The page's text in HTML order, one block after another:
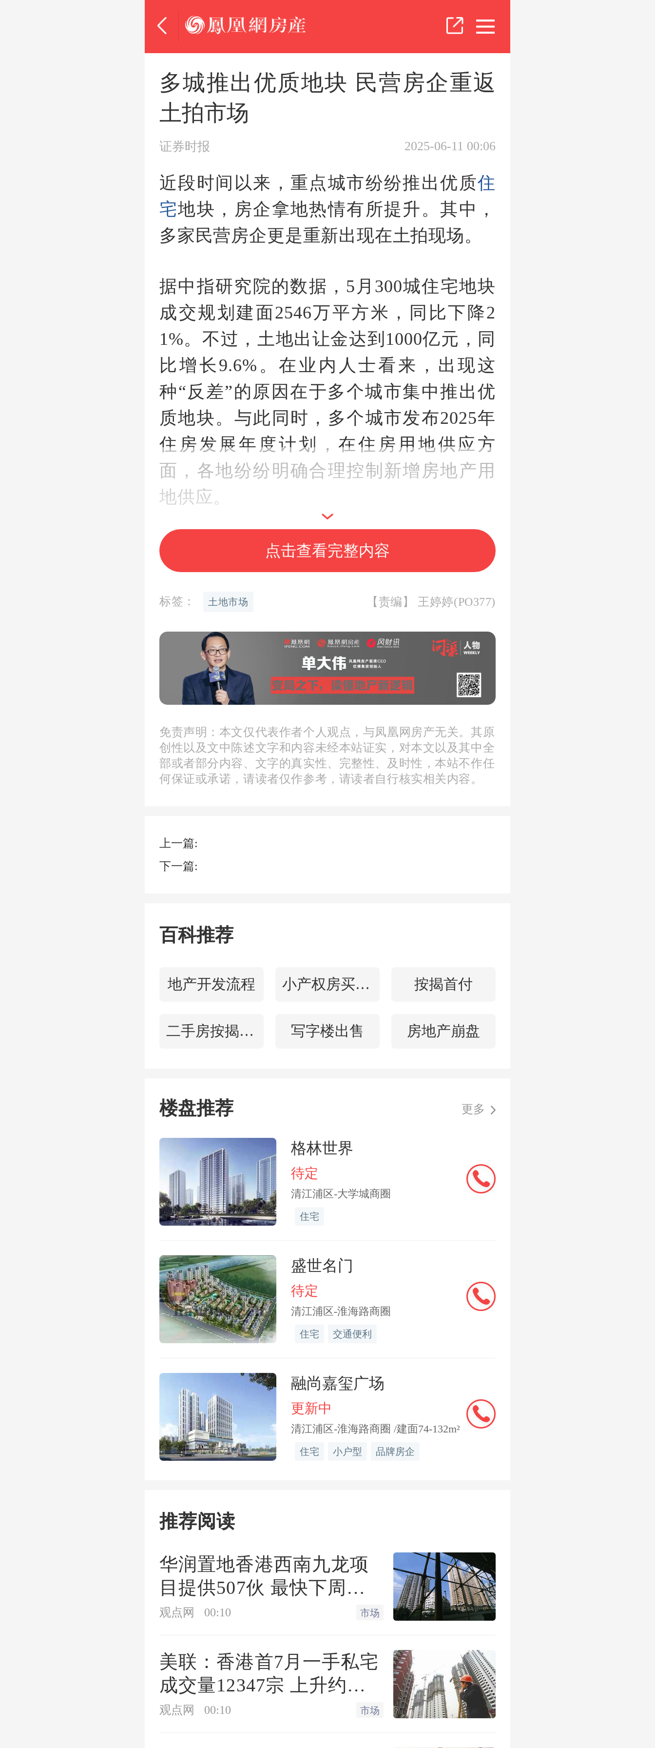
多城推出优质地块 民营房企重返
土拍市场
证券时报 2025-06-11 00:06
近段时间以来，重点城市纷纷推出优质住
宅地块，房企拿地热情有所提升。其中，
多家民营房企更是重新出现在土拍现场。
据中指研究院的数据，5月300城住宅地块
成交规划建面2546万平方米，同比下降2
1%。不过，土地出让金达到1000亿元，同
比增长9.6%。在业内人士看来，出现这
种“反差”的原因在于多个城市集中推出优
质地块。与此同时，多个城市发布2025年
住房发展年度计划，在住房用地供应方
面，各地纷纷明确合理控制新增房地产用
地供应。
尽管多个城市的土地供应量有所下降，但
记者在梳理多个重点城市的2025年住房发
展年度计划时发现，各个城市对于房子“质
量”的要求明显提高。不少城市表示，要加
快“好房子”建设。例如，北京提出大力建
设“好房子”，更好满足多样化住房需求。
加大新开发居住区配套设施建设力度，稳
定市场预期。
以深圳为例，多宗优质住宅地块将在近期
质地块。而且，深圳最新推出的住宅地块
容积率普遍较低，更具备完善的交通和公
容积率意味着地块能够做出更高端的产
引更多客户，从而实现溢价。
另据不完全统计，上海、杭州、成都、福
宅地块出让，市场热度持续，多个城市的
核心区地块也竞拍出高溢价。中指研究院
的数据显示，5月杭州住宅用地出让金合计
达93亿元，单月出让金仅次于上海，平均
溢价率达到25.1%。截至6月3日，6月重点
城市已公告的居住用地待拍清单中，上
海、杭州、北京起始价均超百亿元，核心
地块土拍热度有望延续。
近几年，由于房地产市场处于调整之中，
面。值得注意的是，沉寂许久的民营房企
已经开始重回土地市场。据不完全统计，
敏捷集团、滨江集团、海成集团等民营房
企重新出现在土拍现场。5月23日，成都土
企拿下。5月30日，广州出让5宗住宅用
克而瑞研究中心公布的前5月房企新增货值
排行榜中，拿地金额百强中有接近三成民
企现身。
深圳一家民营房企的营销部负责人对记者
表示，民营房企不能比“规模”，会聚焦于
区域深耕，目标明确，即使拿地也会选择
点击查看完整内容
标签： 土地市场 【责编】 王婷婷(PO377)
免责声明：本文仅代表作者个人观点，与凤凰网房产无关。其原
创性以及文中陈述文字和内容未经本站证实，对本文以及其中全
部或者部分内容、文字的真实性、完整性、及时性，本站不作任
何保证或承诺，请读者仅作参考，请读者自行核实相关内容。
上一篇:
下一篇:
百科推荐
地产开发流程 小产权房买卖合同 按揭首付
二手房按揭过户流程 写字楼出售 房地产崩盘
楼盘推荐 更多
格林世界
待定
清江浦区-大学城商圈
住宅
盛世名门
待定
清江浦区-淮海路商圈
住宅 交通便利
融尚嘉玺广场
更新中
清江浦区-淮海路商圈 /建面74-132m²
住宅 小户型 品牌房企
推荐阅读
华润置地香港西南九龙项
目提供507伙 最快下周开
价
观点网 00:10 市场
美联：香港首7月一手私宅
成交量12347宗 上升约
9.3%
观点网 00:10 市场